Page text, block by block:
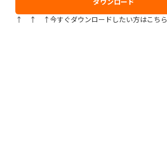
ダウンロード
↑ ↑ ↑今すぐダウンロードしたい方はこちら